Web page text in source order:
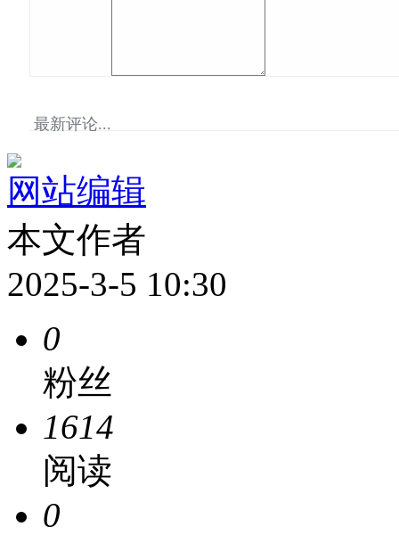
最新评论...
网站编辑
本文作者
2025-3-5 10:30
0
粉丝
1614
阅读
0